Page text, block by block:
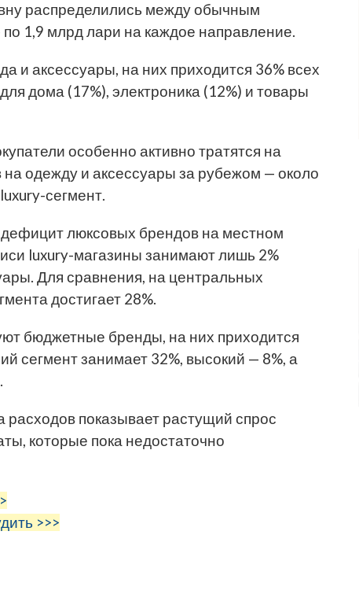
распределились между обычным
1,9 млрд лари на каждое направление.
и аксессуары, на них приходится 36% всех
дома (17%), электроника (12%) и товары
особенно активно тратятся на
одежду и аксессуары за рубежом — около
сегмент.
люксовых брендов на местном
luxury-магазины занимают лишь 2%
Для сравнения, на центральных
достигает 28%.
бюджетные бренды, на них приходится
сегмент занимает 32%, высокий — 8%, а
расходов показывает растущий спрос
которые пока недостаточно
>>>